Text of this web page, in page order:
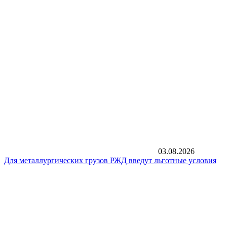
03.08.2026
Для металлургических грузов РЖД введут льготные условия